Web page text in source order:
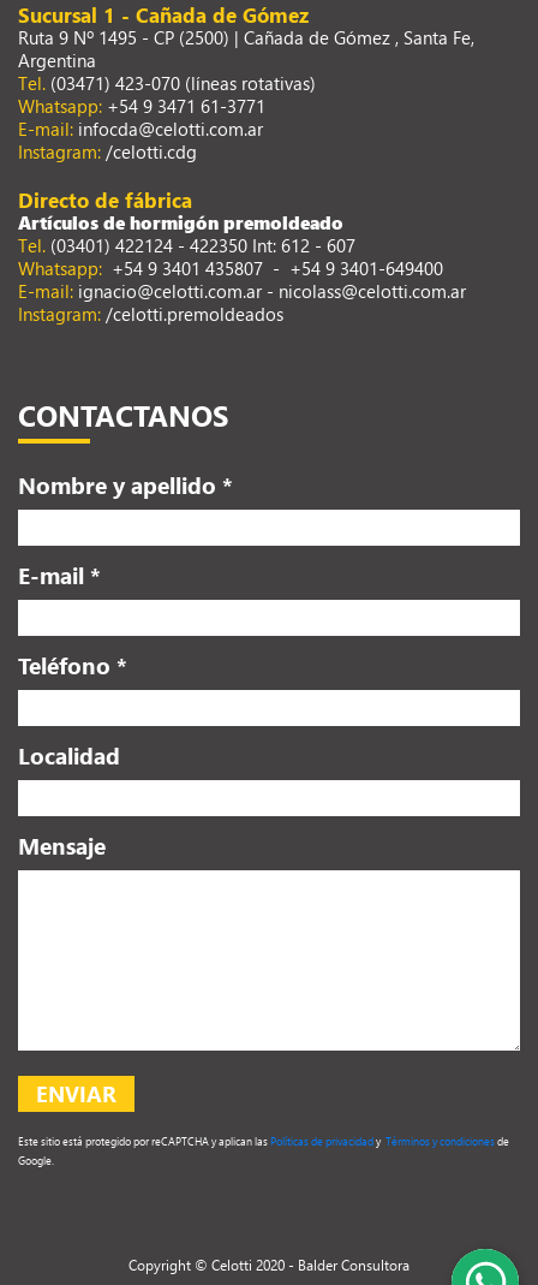
Sucursal 1 - Cañada de Gómez
Ruta 9 Nº 1495 - CP (2500) | Cañada de Gómez , Santa Fe,
Argentina
Tel. (03471) 423-070 (líneas rotativas)
Whatsapp: +54 9 3471 61-3771
E-mail: infocda@celotti.com.ar
Instagram: /celotti.cdg
Directo de fábrica
Artículos de hormigón premoldeado
Tel. (03401) 422124 - 422350 Int: 612 - 607
Whatsapp: +54 9 3401 435807 - +54 9 3401-649400
E-mail: ignacio@celotti.com.ar - nicolass@celotti.com.ar
Instagram: /celotti.premoldeados
CONTACTANOS
Nombre y apellido *
E-mail *
Teléfono *
Localidad
Mensaje
Este sitio está protegido por reCAPTCHA y aplican lasPolíticas de privacidady Términos y condicionesde
Google.
Copyright © Celotti 2020 - Balder Consultora